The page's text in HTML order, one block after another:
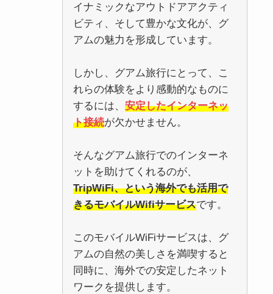
イナミックなアウトドアアクティ
ビティ、そして豊かな文化が、グ
アムの魅力を形成しています。
しかし、グアム旅行にとって、こ
れらの体験をより感動的なものに
するには、 安定したインターネッ
ト接続が欠かせません。
そんなグアム旅行でのインターネ
ットを助けてくれるのが、
TripWiFi、という海外でも活用で
きるモバイルWifiサービスです。
このモバイルWiFiサービスは、グ
アムの自然の美しさを満喫すると
同時に、海外での安定したネット
ワークを提供します。